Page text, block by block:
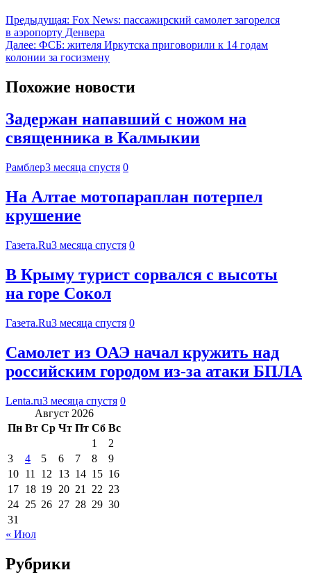
Предыдущая: Fox News: пассажирский самолет загорелся
в аэропорту Денвера
Далее: ФСБ: жителя Иркутска приговорили к 14 годам
колонии за госизмену
Похожие новости
Задержан напавший с ножом на
священника в Калмыкии
Рамблер3 месяца спустя 0
На Алтае мотопараплан потерпел
крушение
Газета.Ru3 месяца спустя 0
В Крыму турист сорвался с высоты
на горе Сокол
Газета.Ru3 месяца спустя 0
Самолет из ОАЭ начал кружить над
российским городом из-за атаки БПЛА
Lenta.ru3 месяца спустя 0
Август 2026
Пн Вт Ср Чт Пт Сб Вс
1
2
3
4 5 6 7 8
9
10 11 12 13 14 15 16
17 18 19 20 21 22 23
24 25 26 27 28 29 30
31
« Июл
Рубрики